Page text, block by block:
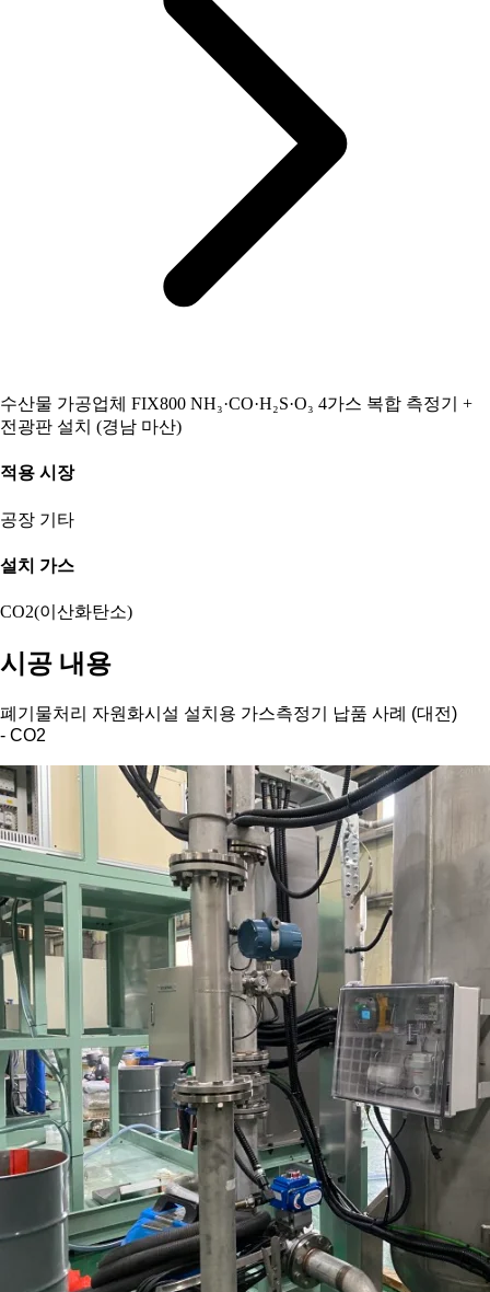
수산물 가공업체 FIX800 NH₃·CO·H₂S·O₃ 4가스 복합 측정기 +
전광판 설치 (경남 마산)
적용 시장
공장 기타
설치 가스
CO2(이산화탄소)
시공 내용
폐기물처리 자원화시설 설치용 가스측정기 납품 사례 (대전)
- CO2